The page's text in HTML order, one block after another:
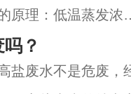
原理：低温蒸发浓
负压作用下把沸点
度沸腾蒸发，蒸发
？
盐废水不是危废，